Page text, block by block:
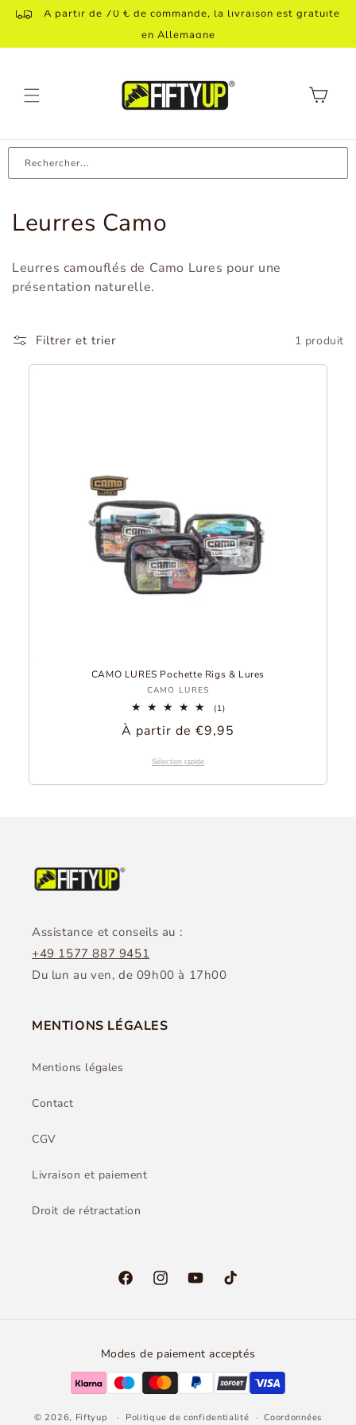
directement
À partir de 70 € de commande, la livraison est gratuite
en Allemagne
Panier
Rechercher...
C
t
g
Leurres Camo
Leurres camouflés de Camo Lures pour une
présentation naturelle.
Filtrer et trier 1 produit
CAMO LURES Pochette Rigs & Lures
Fournisseur
:
CAMO LURES
(1)1
au
Prix
À partir de €9,95
Sélection rapide
Assistance et conseils au :
+49 1577 887 9451
Du lun au ven, de 09h00 à 17h00
MENTIONS LÉGALES
Mentions légales
Contact
CGV
Livraison et paiement
Droit de rétractation
FacebookInstagramYouTubeTikTok
Modes de paiement acceptés
© 2026, Fiftyup Politique de confidentialité Coordonnées